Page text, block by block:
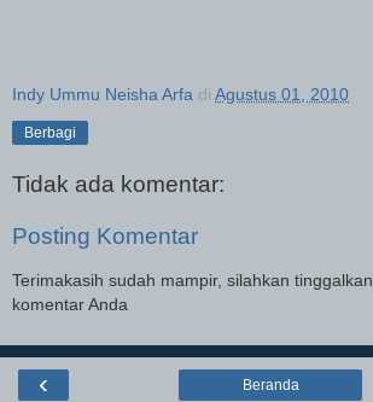
Indy Ummu Neisha Arfa di Agustus 01, 2010
Berbagi
Tidak ada komentar:
Posting Komentar
Terimakasih sudah mampir, silahkan tinggalkan
komentar Anda
‹ Beranda